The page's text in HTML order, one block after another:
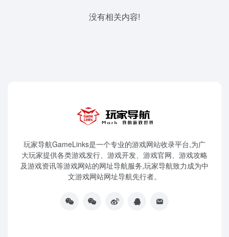
没有相关内容!
玩家导航GameLinks是一个专业的游戏网站收录平台,为广
大玩家提供各类游戏发行、游戏开发、游戏官网、游戏攻略
及游戏资讯等游戏网站的网址导航服务,玩家导航致力成为中
文游戏网站网址导航先行者。